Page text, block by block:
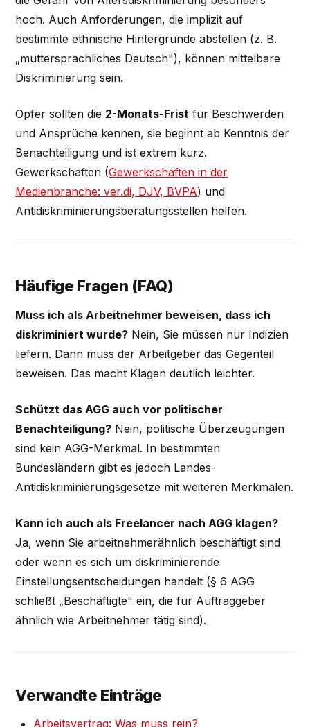
hoch. Auch Anforderungen, die implizit auf
bestimmte ethnische Hintergründe abstellen (z. B.
„muttersprachliches Deutsch"), können mittelbare
Diskriminierung sein.
Opfer sollten die 2-Monats-Frist für Beschwerden
und Ansprüche kennen, sie beginnt ab Kenntnis der
Benachteiligung und ist extrem kurz.
Gewerkschaften (Gewerkschaften in der
Medienbranche: ver.di, DJV, BVPA) und
Antidiskriminierungsberatungsstellen helfen.
Häufige Fragen (FAQ)
Muss ich als Arbeitnehmer beweisen, dass ich
diskriminiert wurde? Nein, Sie müssen nur Indizien
liefern. Dann muss der Arbeitgeber das Gegenteil
beweisen. Das macht Klagen deutlich leichter.
Schützt das AGG auch vor politischer
Benachteiligung? Nein, politische Überzeugungen
sind kein AGG-Merkmal. In bestimmten
Bundesländern gibt es jedoch Landes-
Antidiskriminierungsgesetze mit weiteren Merkmalen.
Kann ich auch als Freelancer nach AGG klagen?
Ja, wenn Sie arbeitnehmerähnlich beschäftigt sind
oder wenn es sich um diskriminierende
Einstellungsentscheidungen handelt (§ 6 AGG
schließt „Beschäftigte" ein, die für Auftraggeber
ähnlich wie Arbeitnehmer tätig sind).
Verwandte Einträge
Arbeitsvertrag: Was muss rein?